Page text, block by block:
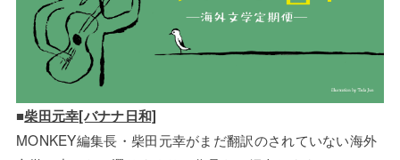
■柴田元幸[バナナ日和]
MONKEY編集長・柴田元幸がまだ翻訳のされていない海外